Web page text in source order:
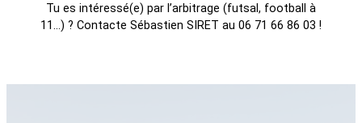
Tu es intéressé(e) par l’arbitrage (futsal, football à
11…) ? Contacte Sébastien SIRET au 06 71 66 86 03 !